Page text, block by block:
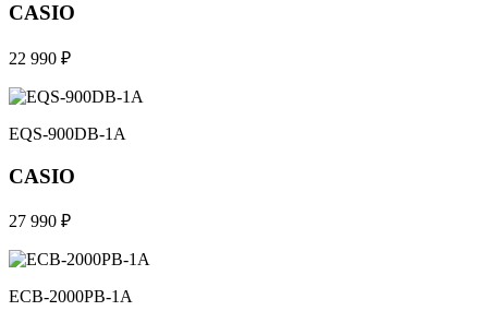
CASIO
22 990 ₽
EQS-900DB-1A
CASIO
27 990 ₽
ECB-2000PB-1A